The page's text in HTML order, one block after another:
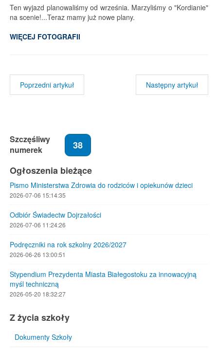
Ten wyjazd planowaliśmy od września. Marzyliśmy o "Kordianie"
na scenie!...Teraz mamy już nowe plany.
WIĘCEJ FOTOGRAFII
Poprzedni artykuł Następny artykuł
Szczęśliwy
numerek
38
Ogłoszenia bieżące
Pismo Ministerstwa Zdrowia do rodziców i opiekunów dzieci
2026-07-06 15:14:35
Odbiór Świadectw Dojrzałości
2026-07-06 11:24:26
Podręczniki na rok szkolny 2026/2027
2026-06-26 13:00:51
Stypendium Prezydenta Miasta Białegostoku za innowacyjną
myśl techniczną
2026-05-20 18:32:27
Z życia szkoły
Dokumenty Szkoły